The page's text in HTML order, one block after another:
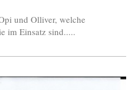
und Olliver, welche
im Einsatz sind.....